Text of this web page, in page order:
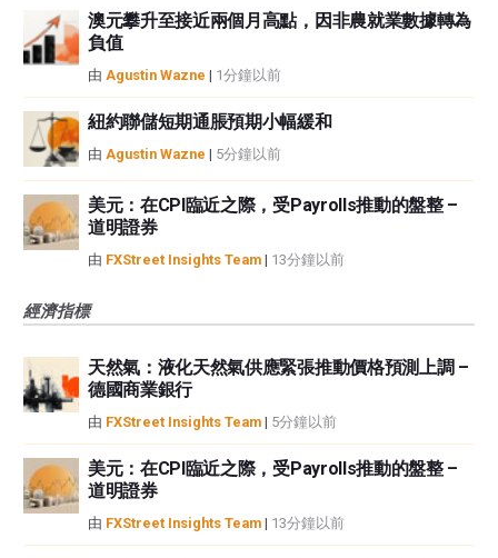
澳元攀升至接近兩個月高點，因非農就業數據轉為
負值
由 Agustin Wazne | 1分鐘以前
紐約聯儲短期通脹預期小幅緩和
由 Agustin Wazne | 5分鐘以前
美元：在CPI臨近之際，受Payrolls推動的盤整 –
道明證券
由 FXStreet Insights Team | 13分鐘以前
經濟指標
天然氣：液化天然氣供應緊張推動價格預測上調 –
德國商業銀行
由 FXStreet Insights Team | 5分鐘以前
美元：在CPI臨近之際，受Payrolls推動的盤整 –
道明證券
由 FXStreet Insights Team | 13分鐘以前